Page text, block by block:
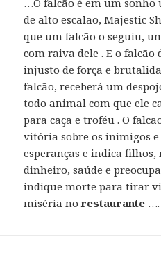
de alto escalão, Majestic
que um falcão o seguiu,
com raiva dele . E o
injusto de força e
falcão, receberá um
todo animal com que ele
para caça e troféu . O
vitória sobre os inimigos e
esperanças e indica
dinheiro, saúde e
indique morte para tirar
miséria norestaurante ….